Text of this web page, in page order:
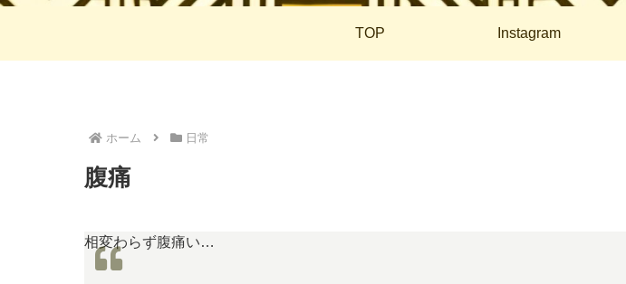
TOP Instagram
ホーム 日常
腹痛
相変わらず腹痛い…